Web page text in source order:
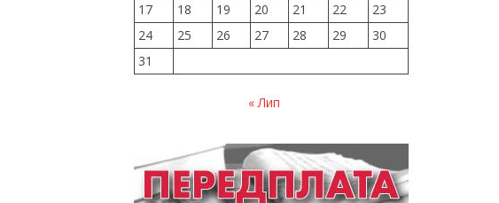
17
18 19 20 21 22
23
24
25 26 27 28 29
30
31
« Лип